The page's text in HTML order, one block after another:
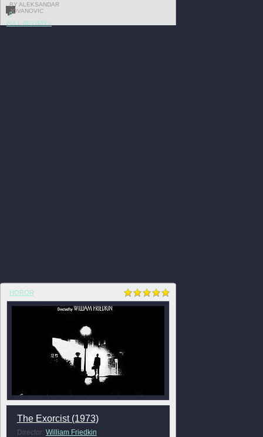
BY ALEKSANDAR
JOVANOVIC
0
FULL REVIEW »
HOROR
The Exorcist (1973)
Director: William Friedkin